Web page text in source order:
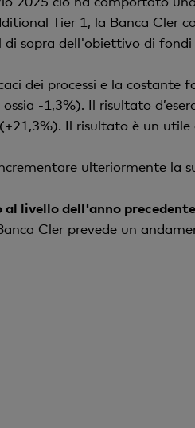
Tier 1, la Banca Cler
sopra dell'obiettivo di
dei processi e la
-1,3%). Il risultato
Il risultato è un
ulteriormente la
livello dell'anno precedente
Cler prevede un